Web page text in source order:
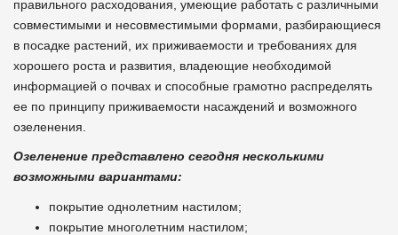
правильного расходования, умеющие работать с различными
совместимыми и несовместимыми формами, разбирающиеся
в посадке растений, их приживаемости и требованиях для
хорошего роста и развития, владеющие необходимой
информацией о почвах и способные грамотно распределять
ее по принципу приживаемости насаждений и возможного
озеленения.
Озеленение представлено сегодня несколькими
возможными вариантами:
покрытие однолетним настилом;
покрытие многолетним настилом;